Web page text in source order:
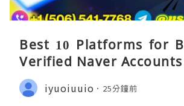
Best 10 Platforms for
Verified Naver
iyuoiuuio 25分鐘前